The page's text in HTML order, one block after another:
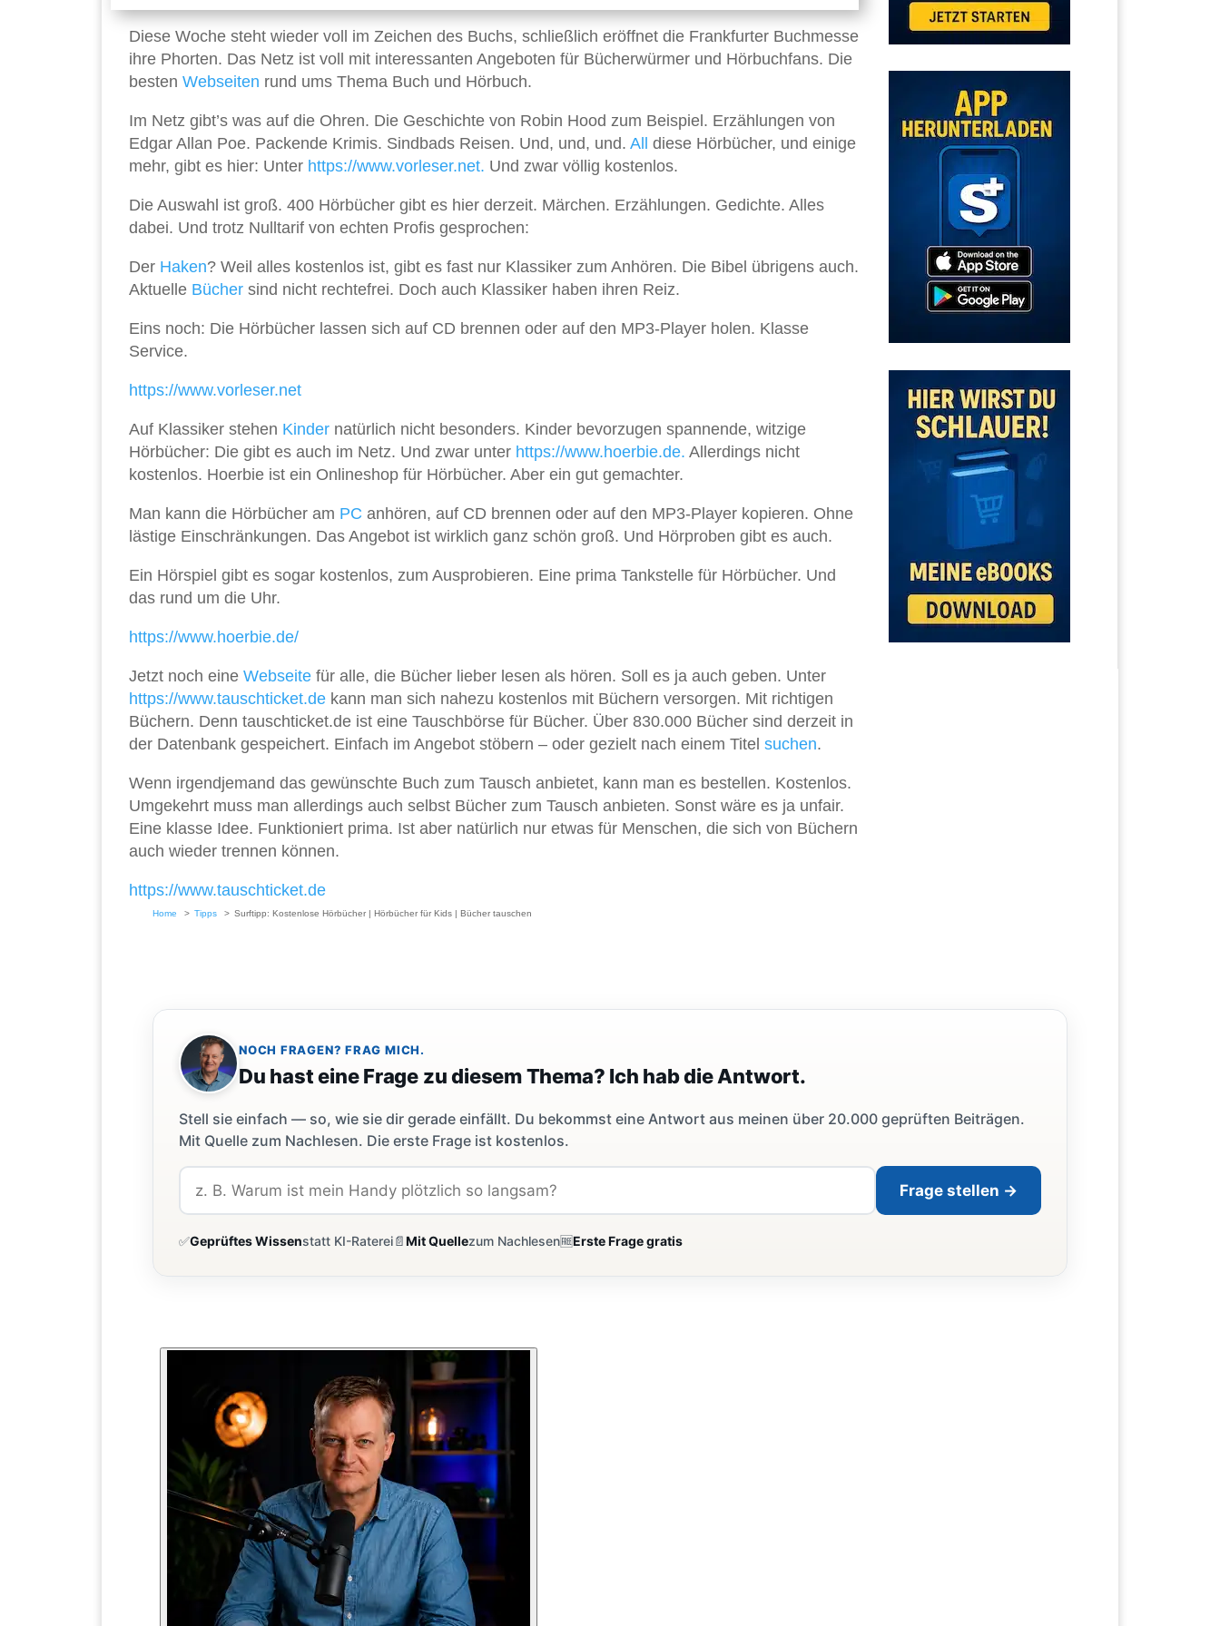
Diese Woche steht wieder voll im Zeichen des Buchs, schließlich eröffnet die Frankfurter Buchmesse
ihre Phorten. Das Netz ist voll mit interessanten Angeboten für Bücherwürmer und Hörbuchfans. Die
besten Webseiten rund ums Thema Buch und Hörbuch.
Im Netz gibt’s was auf die Ohren. Die Geschichte von Robin Hood zum Beispiel. Erzählungen von
Edgar Allan Poe. Packende Krimis. Sindbads Reisen. Und, und, und. All
diese Hörbücher, und einige
mehr, gibt es hier: Unter https://www.vorleser.net. Und zwar völlig kostenlos.
Die Auswahl ist groß. 400 Hörbücher gibt es hier derzeit. Märchen. Erzählungen. Gedichte. Alles
dabei. Und trotz Nulltarif von echten Profis gesprochen:
Der Haken? Weil alles kostenlos ist, gibt es fast nur Klassiker zum Anhören. Die Bibel übrigens auch.
Aktuelle Bücher sind nicht rechtefrei. Doch auch Klassiker haben ihren Reiz.
Eins noch: Die Hörbücher lassen sich auf CD brennen oder auf den MP3-Player holen. Klasse
Service.
https://www.vorleser.net
Auf Klassiker stehen Kinder natürlich nicht besonders. Kinder bevorzugen spannende, witzige
Hörbücher: Die gibt es auch im Netz. Und zwar unter https://www.hoerbie.de. Allerdings nicht
kostenlos. Hoerbie ist ein Onlineshop für Hörbücher. Aber ein gut gemachter.
Man kann die Hörbücher am PC anhören, auf CD brennen oder auf den MP3-Player kopieren. Ohne
lästige Einschränkungen. Das Angebot ist wirklich ganz schön groß. Und Hörproben gibt es auch.
Ein Hörspiel gibt es sogar kostenlos, zum Ausprobieren. Eine prima Tankstelle für Hörbücher. Und
das rund um die Uhr.
https://www.hoerbie.de/
Jetzt noch eine Webseite für alle, die Bücher lieber lesen als hören. Soll es ja auch geben. Unter
https://www.tauschticket.de kann man sich nahezu kostenlos mit Büchern versorgen. Mit richtigen
Büchern. Denn tauschticket.de ist eine Tauschbörse für Bücher. Über 830.000 Bücher sind derzeit in
der Datenbank gespeichert. Einfach im Angebot stöbern – oder gezielt nach einem Titel suchen.
Wenn irgendjemand das gewünschte Buch zum Tausch anbietet, kann man es bestellen. Kostenlos.
Umgekehrt muss man allerdings auch selbst Bücher zum Tausch anbieten. Sonst wäre es ja unfair.
Eine klasse Idee. Funktioniert prima. Ist aber natürlich nur etwas für Menschen, die sich von Büchern
auch wieder trennen können.
https://www.tauschticket.de
Home Tipps Surftipp: Kostenlose Hörbücher | Hörbücher für Kids | Bücher tauschen
NOCH FRAGEN? FRAG MICH.
Du hast eine Frage zu diesem Thema? Ich hab die Antwort.
Stell sie einfach — so, wie sie dir gerade einfällt. Du bekommst eine Antwort aus meinen über 20.000 geprüften Beiträgen.
Mit Quelle zum Nachlesen. Die erste Frage ist kostenlos.
Frage stellen →
✅Geprüftes Wissenstatt KI-Raterei📄Mit Quellezum Nachlesen🆓Erste Frage gratis